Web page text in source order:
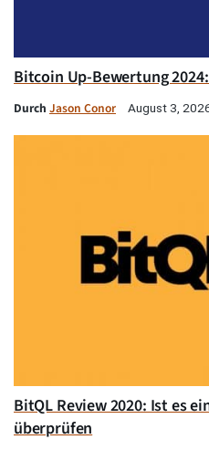
Bitcoin Up-Bewertung
Durch Jason Conor August 3,
BitQL Review 2020: Ist es
überprüfen